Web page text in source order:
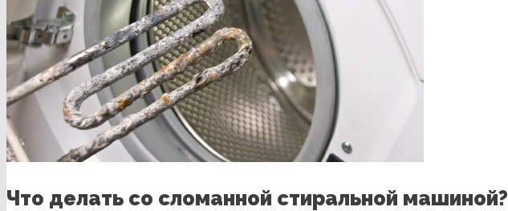
Что делать со сломанной стиральной машиной?